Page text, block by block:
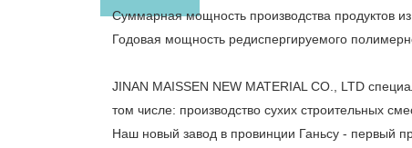
Суммарная мощность производства продуктов
Годовая мощность редиспергируемого
JINAN MAISSEN NEW MATERIAL CO., LTD
том числе: производство сухих строительных
Наш новый завод в провинции Ганьсу - первый